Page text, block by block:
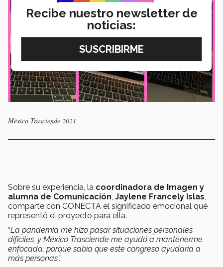
México Trasciende 2021
Sobre su experiencia, la coordinadora de Imagen y
alumna de Comunicación Jaylene Francely Islas
comparte con CONECTA el significado emocional qué
representó el proyecto para ella.
“La pandemia me hizo pasar situaciones personales
difíciles, y México Trasciende me ayudó a mantenerme
enfocada, porque sabía que este congreso ayudaría a
más personas”.
Recibe nuestro newsletter de
noticias: